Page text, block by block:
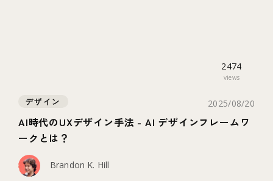
2474
views
デザイン 2025/08/20
AI時代のUXデザイン手法 - AI デザインフレームワ
ークとは？
Brandon K. Hill